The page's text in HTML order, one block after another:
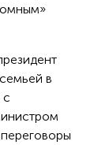
в
с